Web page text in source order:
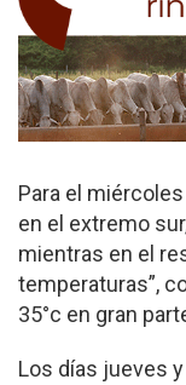
Para el
en el extremo
mientras en el
temperaturas”,
35°c en gran
Los días jueves